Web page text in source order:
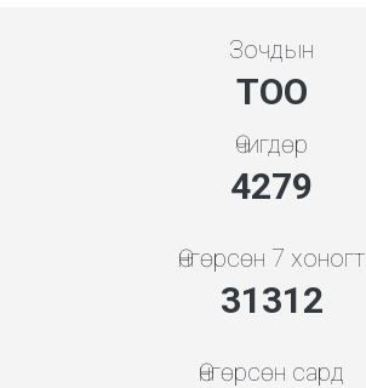
Зочдын
ТОО
Өчигдөр
4279
Өнгөрсөн 7 хоногт
31312
Өнгөрсөн сард